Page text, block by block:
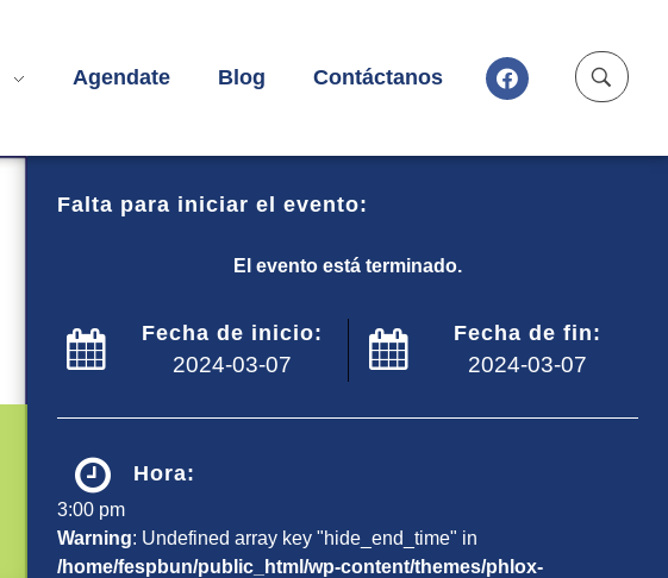
Agendate Blog Contáctanos
Falta para iniciar el evento:
El evento está terminado.
Fecha de inicio:
2024-03-07
Fecha de fin:
2024-03-07
Hora:
3:00 pm
Warning: Undefined array key "hide_end_time" in
/home/fespbun/public_html/wp-content/themes/phlox-